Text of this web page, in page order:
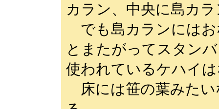
カラン、中央に島カ
でも島カランにはお
とまたがってスタン
使われているケハイ
床には笹の葉みたい